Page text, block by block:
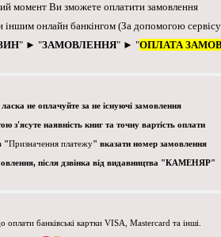
момент Ви зможете оплатити замовлення
іншим онлайн банкінгом (За допомогою сервісу
" ► "ЗАМОВЛЕННЯ" ► "ОПЛАТА
не оплачуйте за не існуючі замовлення
з'ясуте наявність книг та точну вартість оплати
"Призначення платежу" вказати номер замовлення
після дзвінка від видавництва "КАМЕНЯР"
оплати банківські картки VISA, Mastercard та інші.